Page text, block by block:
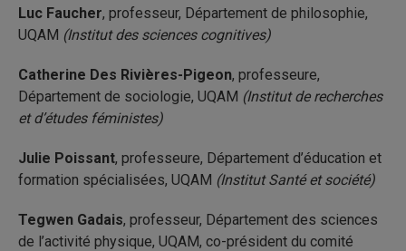
Luc Faucher, professeur, Département de philosophie,
UQAM (Institut des sciences cognitives)
Catherine Des Rivières-Pigeon, professeure,
Département de sociologie, UQAM (Institut de recherches
et d’études féministes)
Julie Poissant, professeure, Département d’éducation et
formation spécialisées, UQAM (Institut Santé et société)
Tegwen Gadais, professeur, Département des sciences
de l’activité physique, UQAM, co-président du comité